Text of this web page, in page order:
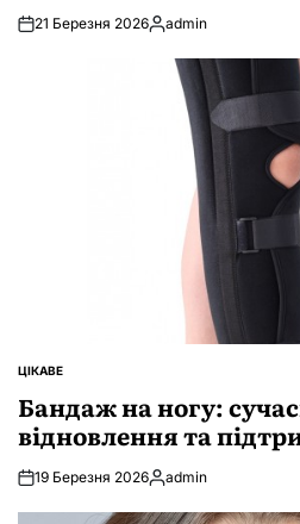
21 Березня 2026Опубліковано
admin
ОПУБЛІКУВАТИ
ЦІКАВЕ
Бандаж на ногу:
відновлення та
19 Березня 2026Опубліковано
admin